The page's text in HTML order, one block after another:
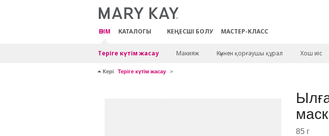
ӨНІМ КАТАЛОГЫ КЕҢЕСШІ БОЛУ МАСТЕР-КЛАСС
Теріге күтім жасау Макияж Күннен қорғаушы құрал Хош иіс
Кері Теріге күтім жасау
85 г